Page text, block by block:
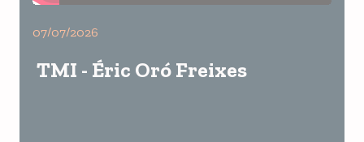
07/07/2026
TMI - Éric Oró Freixes